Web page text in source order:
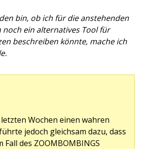
bin, ob ich für die anstehenden
noch ein alternatives Tool für
beschreiben könnte, mache ich
Wochen einen wahren
jedoch gleichsam dazu, dass
Fall des ZOOMBOMBINGS